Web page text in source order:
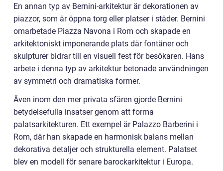
En annan typ av Bernini-arkitektur är dekorationen av
piazzor, som är öppna torg eller platser i städer. Bernini
omarbetade Piazza Navona i Rom och skapade en
arkitektoniskt imponerande plats där fontäner och
skulpturer bidrar till en visuell fest för besökaren. Hans
arbete i denna typ av arkitektur betonade användningen
av symmetri och dramatiska former.
Även inom den mer privata sfären gjorde Bernini
betydelsefulla insatser genom att forma
palatsarkitekturen. Ett exempel är Palazzo Barberini i
Rom, där han skapade en harmonisk balans mellan
dekorativa detaljer och strukturella element. Palatset
blev en modell för senare barockarkitektur i Europa.